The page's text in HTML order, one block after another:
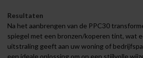
Resultaten
Na het aanbrengen van de PPC30
spiegel met een bronzen/koperen tint, wat
uitstraling geeft aan uw woning of